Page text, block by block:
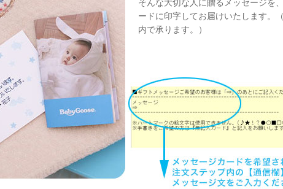
そんな大切な人に贈るメッセージを
ードに印字してお届けいたします。
内で承ります。）